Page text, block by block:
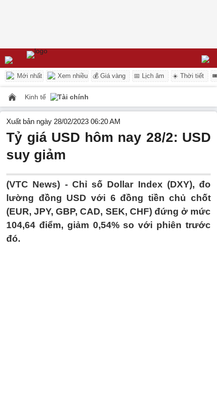
Mới nhất Xem nhiều 💰 Giá vàng 📅 Lịch âm ☀️ Thời tiết
Kinh tế Tài chính
Xuất bản ngày 28/02/2023 06:20 AM
Tỷ giá USD hôm nay 28/2: USD
suy giảm
(VTC News) - Chỉ số Dollar Index (DXY), đo
lường đồng USD với 6 đồng tiền chủ chốt
(EUR, JPY, GBP, CAD, SEK, CHF) đứng ở mức
104,64 điểm, giảm 0,54% so với phiên trước
đó.